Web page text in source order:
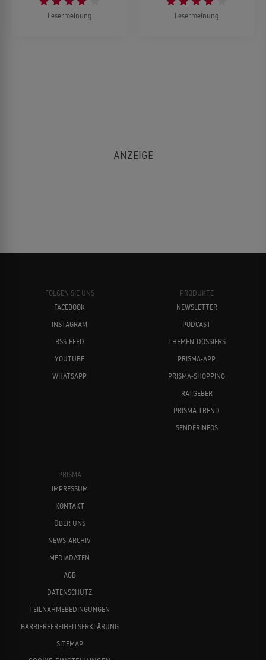
Lesermeinung Lesermeinung
FOLGEN SIE UNS
FACEBOOK
INSTAGRAM
RSS-FEED
YOUTUBE
WHATSAPP
PRODUKTE
NEWSLETTER
PODCAST
THEMEN-DOSSIERS
PRISMA-APP
PRISMA-SHOPPING
RATGEBER
PRISMA TREND
SENDERINFOS
PRISMA
IMPRESSUM
KONTAKT
ÜBER UNS
NEWS-ARCHIV
MEDIADATEN
AGB
DATENSCHUTZ
TEILNAHMEBEDINGUNGEN
BARRIEREFREIHEITSERKLÄRUNG
SITEMAP